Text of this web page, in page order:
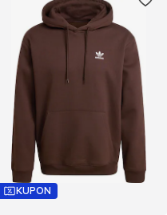
KUPON